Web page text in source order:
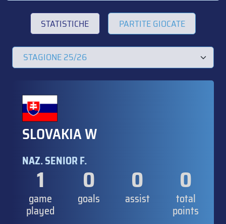
STATISTICHE PARTITE GIOCATE
SLOVAKIA W
NAZ. SENIOR F.
1
game
played
0
goals
0
assist
0
total
points